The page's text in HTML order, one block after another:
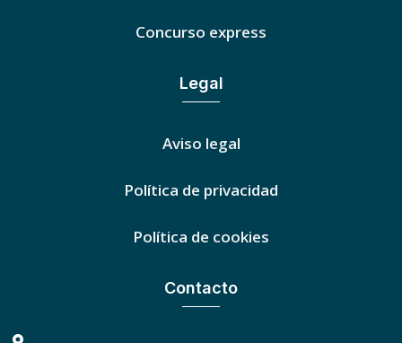
Concurso express
Legal
Aviso legal
Política de privacidad
Política de cookies
Contacto